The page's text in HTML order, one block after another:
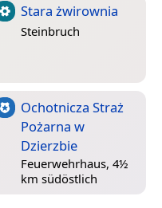
Stara żwirownia
Steinbruch
Ochotnicza Straż
Pożarna w
Dzierzbie
Feuerwehrhaus, 4½
km südöstlich